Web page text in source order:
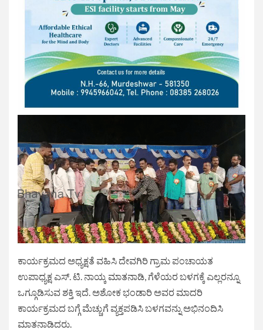
ಕಾರ್ಯಕ್ರಮದ ಅಧ್ಯಕ್ಷತೆ ವಹಿಸಿ ದೇವಗಿರಿ ಗ್ರಾಮ ಪಂಚಾಯತ
ಉಪಾಧ್ಯಕ್ಷ ಎಸ್. ಟಿ. ನಾಯ್ಕ ಮಾತನಾಡಿ, ಗೆಳೆಯರ ಬಳಗಕ್ಕೆ ಎಲ್ಲರನ್ನೂ
ಒಗ್ಗೂಡಿಸುವ ಶಕ್ತಿ ಇದೆ. ಅಶೋಕ ಭಂಡಾರಿ ಅವರ ಮಾದರಿ
ಕಾರ್ಯಕ್ರಮದ ಬಗ್ಗೆ ಮೆಚ್ಚುಗೆ ವ್ಯಕ್ತಪಡಿಸಿ ಬಳಗವನ್ನು ಅಭಿನಂದಿಸಿ
ಮಾತನಾಡಿದರು.